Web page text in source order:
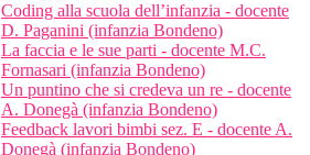
Coding alla scuola dell’infanzia - docente
D. Paganini (infanzia Bondeno)
La faccia e le sue parti - docente M.C.
Fornasari (infanzia Bondeno)
Un puntino che si credeva un re - docente
A. Donegà (infanzia Bondeno)
Feedback lavori bimbi sez. E - docente A.
Donegà (infanzia Bondeno)